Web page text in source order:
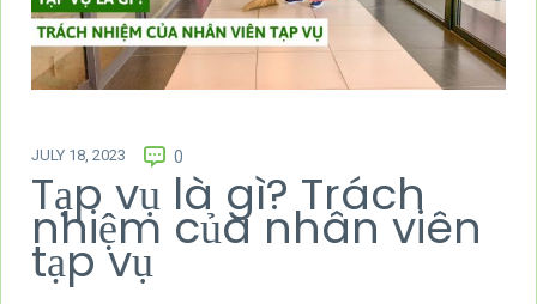
JULY 18, 2023 0
Tạp vụ là gì? Trách
nhiệm của nhân viên
tạp vụ